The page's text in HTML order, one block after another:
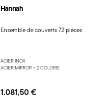
Hannah
Ensemble de couverts 72 pièces
ACIER INOX
ACIER MIRROR + 2 COLORIS
1.081,50 €